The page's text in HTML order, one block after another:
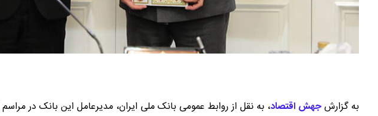
به گزارشجهش اقتصاد، به نقل از روابط عمومی بانک ملی ایران، مدیرعامل این بانک در